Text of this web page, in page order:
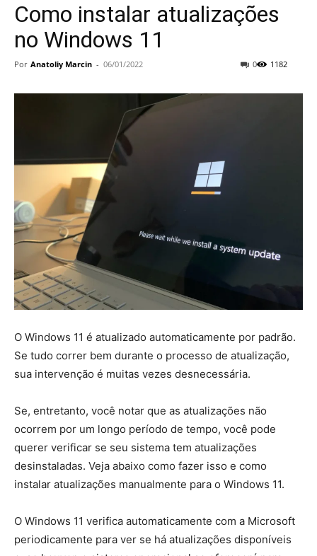
Como instalar atualizações
no Windows 11
Por Anatoliy Marcin - 06/01/2022 1182
0
O Windows 11 é atualizado automaticamente por padrão.
Se tudo correr bem durante o processo de atualização,
sua intervenção é muitas vezes desnecessária.
Se, entretanto, você notar que as atualizações não
ocorrem por um longo período de tempo, você pode
querer verificar se seu sistema tem atualizações
desinstaladas. Veja abaixo como fazer isso e como
instalar atualizações manualmente para o Windows 11.
O Windows 11 verifica automaticamente com a Microsoft
periodicamente para ver se há atualizações disponíveis